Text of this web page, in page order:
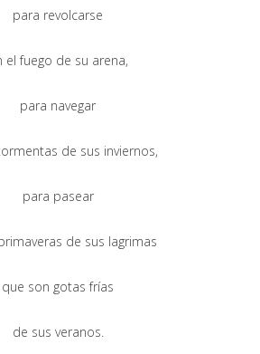
para revolcarse
el fuego de su arena,
para navegar
de sus inviernos,
para pasear
de sus lagrimas
que son gotas frías
de sus veranos.